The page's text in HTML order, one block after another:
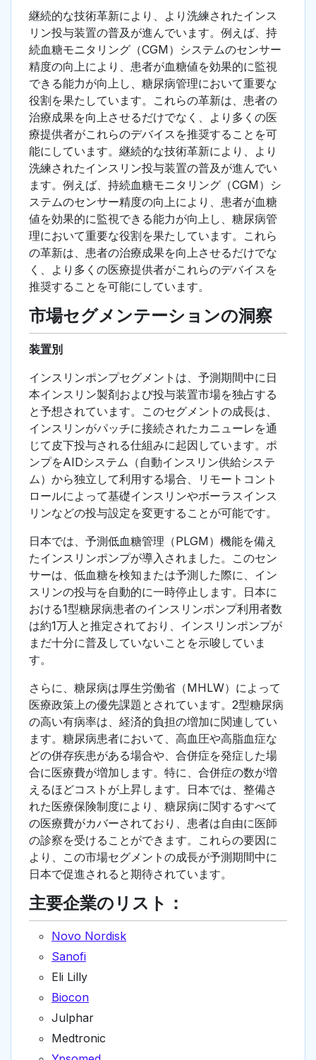
継続的な技術革新により、より洗練されたインス
リン投与装置の普及が進んでいます。例えば、持
続血糖モニタリング（CGM）システムのセンサー
精度の向上により、患者が血糖値を効果的に監視
できる能力が向上し、糖尿病管理において重要な
役割を果たしています。これらの革新は、患者の
治療成果を向上させるだけでなく、より多くの医
療提供者がこれらのデバイスを推奨することを可
能にしています。継続的な技術革新により、より
洗練されたインスリン投与装置の普及が進んでい
ます。例えば、持続血糖モニタリング（CGM）シ
ステムのセンサー精度の向上により、患者が血糖
値を効果的に監視できる能力が向上し、糖尿病管
理において重要な役割を果たしています。これら
の革新は、患者の治療成果を向上させるだけでな
く、より多くの医療提供者がこれらのデバイスを
推奨することを可能にしています。
市場セグメンテーションの洞察
装置別
インスリンポンプセグメントは、予測期間中に日
本インスリン製剤および投与装置市場を独占する
と予想されています。このセグメントの成長は、
インスリンがパッチに接続されたカニューレを通
じて皮下投与される仕組みに起因しています。ポ
ンプをAIDシステム（自動インスリン供給システ
ム）から独立して利用する場合、リモートコント
ロールによって基礎インスリンやボーラスインス
リンなどの投与設定を変更することが可能です。
日本では、予測低血糖管理（PLGM）機能を備え
たインスリンポンプが導入されました。このセン
サーは、低血糖を検知または予測した際に、イン
スリンの投与を自動的に一時停止します。日本に
おける1型糖尿病患者のインスリンポンプ利用者数
は約1万人と推定されており、インスリンポンプが
まだ十分に普及していないことを示唆していま
す。
さらに、糖尿病は厚生労働省（MHLW）によって
医療政策上の優先課題とされています。2型糖尿病
の高い有病率は、経済的負担の増加に関連してい
ます。糖尿病患者において、高血圧や高脂血症な
どの併存疾患がある場合や、合併症を発症した場
合に医療費が増加します。特に、合併症の数が増
えるほどコストが上昇します。日本では、整備さ
れた医療保険制度により、糖尿病に関するすべて
の医療費がカバーされており、患者は自由に医師
の診察を受けることができます。これらの要因に
より、この市場セグメントの成長が予測期間中に
日本で促進されると期待されています。
主要企業のリスト：
Novo Nordisk
Sanofi
Eli Lilly
Biocon
Julphar
Medtronic